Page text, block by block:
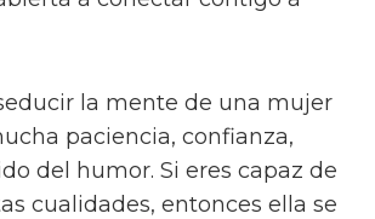
la mente de una mujer
paciencia, confianza,
del humor. Si eres capaz de
cualidades, entonces ella se